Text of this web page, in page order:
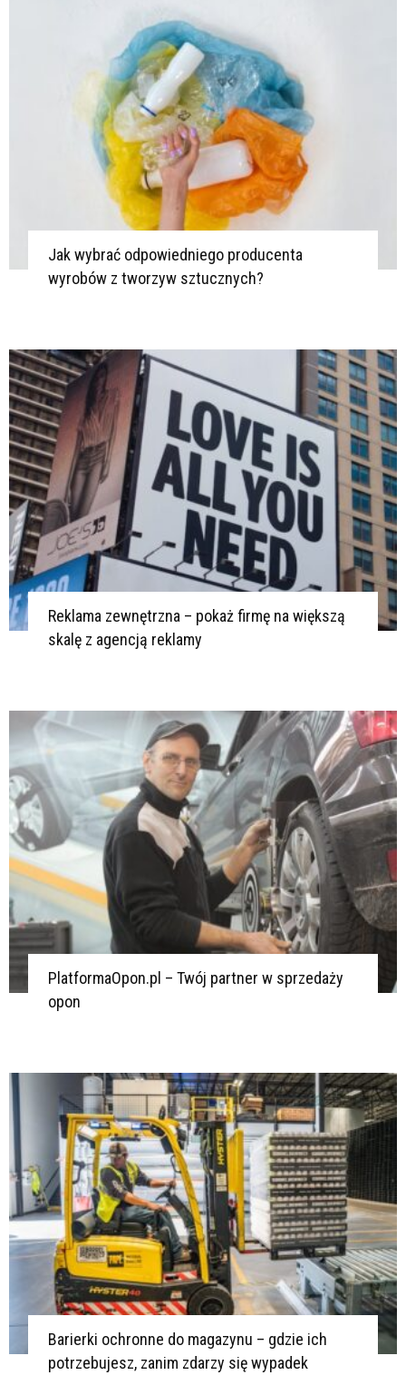
Jak wybrać odpowiedniego producenta
wyrobów z tworzyw sztucznych?
Reklama zewnętrzna – pokaż firmę na większą
skalę z agencją reklamy
PlatformaOpon.pl – Twój partner w sprzedaży
opon
Barierki ochronne do magazynu – gdzie ich
potrzebujesz, zanim zdarzy się wypadek